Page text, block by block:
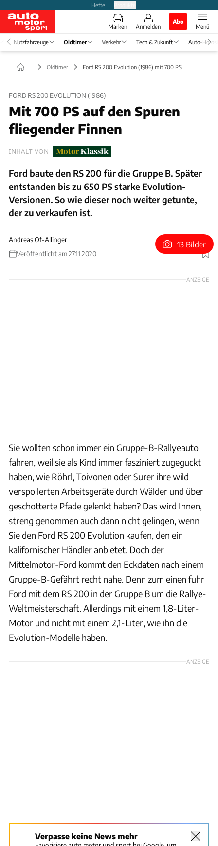
Hefte
Marken Anmelden
Abo
Menü
Nutzfahrzeuge Oldtimer Verkehr Tech & Zukunft Auto-
Oldtimer Ford RS 200 Evolution (1986) mit 700 PS
FORD RS 200 EVOLUTION (1986)
Mit 700 PS auf den Spuren
fliegender Finnen
INHALT VON
Ford baute den RS 200 für die Gruppe B. Später
entstanden bis zu 650 PS starke Evolution-
Versionen. So wie dieser noch weiter getunte,
der zu verkaufen ist.
Andreas Of-Allinger
Veröffentlicht am 27.11.2020
Foto: Canepa
13 Bilder
ANZEIGE
Sie wollten schon immer ein Gruppe-B-Rallyeauto
fahren, weil sie als Kind immer fasziniert zugeguckt
haben, wie Röhrl, Toivonen oder Surer ihre wild
verspoilerten Arbeitsgeräte durch Wälder und über
geschotterte Pfade gelenkt haben? Das wird Ihnen,
streng genommen auch dann nicht gelingen, wenn
Sie den Ford RS 200 Evolution kaufen, den ein
kalifornischer Händler anbietet. Doch der
Mittelmotor-Ford kommt den Eckdaten nach einem
Gruppe-B-Gefährt recht nahe. Denn zum einen fuhr
Ford mit dem RS 200 in der Gruppe B um die Rallye-
Weltmeisterschaft. Allerdings mit einem 1,8-Liter-
Motor und nicht mit einem 2,1-Liter, wie ihn die
Evolution-Modelle haben.
ANZEIGE
Verpasse keine News mehr